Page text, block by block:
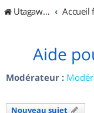
UtagawaVTT (Randos VTT et VTTAE avec traces GPS)
Aide
Modérateur :
Nouveau sujet